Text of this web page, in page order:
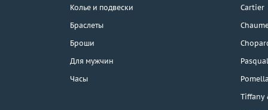
Колье и подвески
Браслеты
Броши
Для мужчин
Часы
Cartier
Tiffany